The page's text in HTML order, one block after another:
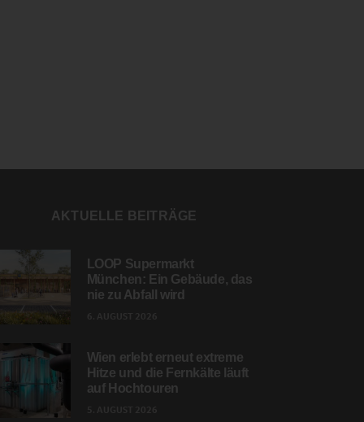
AKTUELLE BEITRÄGE
LOOP Supermarkt
München: Ein Gebäude, das
nie zu Abfall wird
Wien erlebt erneut extreme
Hitze und die Fernkälte läuft
auf Hochtouren